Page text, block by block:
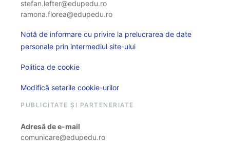
stefan.lefter@edupedu.ro
ramona.florea@edupedu.ro
Notă de informare cu privire la prelucrarea de date
personale prin intermediul site-ului
Politica de cookie
Modifică setarile cookie-urilor
PUBLICITATE ȘI PARTENERIATE
Adresă de e-mail
comunicare@edupedu.ro